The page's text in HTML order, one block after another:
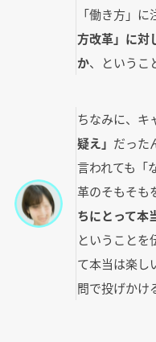
「働き方」に
方改革」に対
か、というこ
ちなみに、キ
疑え」 だった
言われても「
革のそもそも
ちにとって本
ということを
て本当は楽し
問で投げかけ